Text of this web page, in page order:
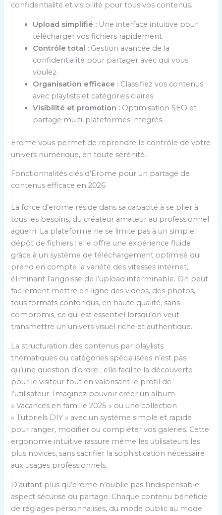
confidentialité et visibilité pour tous vos contenus.
Upload simplifié : Une interface intuitive pour
télécharger vos fichiers rapidement.
Contrôle total : Gestion avancée de la
confidentialité pour partager avec qui vous
voulez.
Organisation efficace : Classifiez vos contenus
avec playlists et catégories claires.
Visibilité et promotion : Optimisation SEO et
partage multi-plateformes intégrés.
Erome vous permet de reprendre le contrôle de votre
univers numérique, en toute sérénité.
Fonctionnalités clés d’Erome pour un partage de
contenus efficace en 2026
La force d’erome réside dans sa capacité à se plier à
tous les besoins, du créateur amateur au professionnel
aguerri. La plateforme ne se limite pas à un simple
dépôt de fichiers : elle offre une expérience fluide
grâce à un système de téléchargement optimisé qui
prend en compte la variété des vitesses internet,
éliminant l’angoisse de l’upload interminable. On peut
facilement mettre en ligne des vidéos, des photos,
tous formats confondus, en haute qualité, sans
compromis, ce qui est essentiel lorsqu’on veut
transmettre un univers visuel riche et authentique.
La structuration des contenus par playlists
thématiques ou catégories spécialisées n’est pas
qu’une question d’ordre : elle facilite la découverte
pour le visiteur tout en valorisant le profil de
l’utilisateur. Imaginez pouvoir créer un album
« Vacances en famille 2025 » ou une collection
« Tutoriels DIY » avec un système simple et rapide
pour ranger, modifier ou compléter vos galeries. Cette
ergonomie intuitive rassure même les utilisateurs les
plus novices, sans sacrifier la sophistication nécessaire
aux usages professionnels.
D’autant plus qu’erome n’oublie pas l’indispensable
aspect sécurisé du partage. Chaque contenu bénéficie
de réglages personnalisés, du mode public au mode